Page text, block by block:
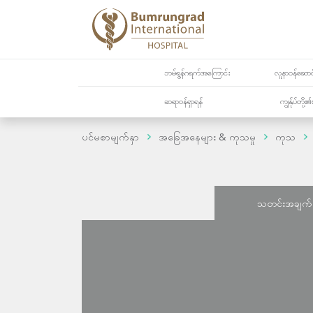
ဘမ်ရွန်ဂရက်အကြောင်း လူနာဝန်ဆော
ဆရာဝန်ရှာရန် ကျွန်ုပ်တို့၏
ပင်မစာမျက်နှာ အခြေအနေများ & ကုသမှု ကုသ
သတင်းအခ